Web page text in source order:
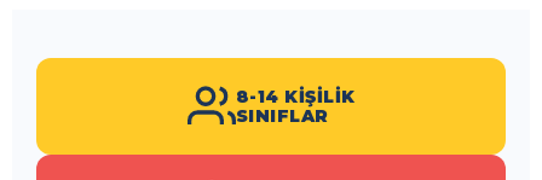
8-14 KIŞILIK
SINIFLAR